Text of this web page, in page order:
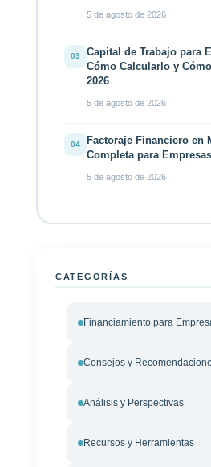
5 de agosto de 2026
03
Capital de Trabajo para
Cómo Calcularlo y
2026
5 de agosto de 2026
04
Factoraje Financiero en
Completa para Empresas
5 de agosto de 2026
CATEGORÍAS
Financiamiento para
Consejos y
Análisis y Perspectivas
Recursos y Herramientas